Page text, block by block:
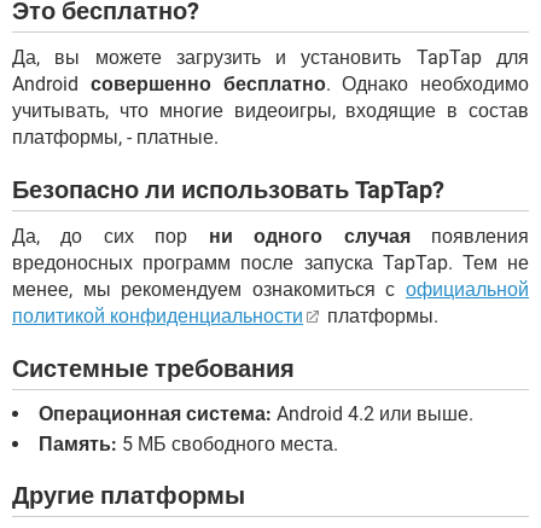
Это бесплатно?
Да, вы можете загрузить и установить TapTap для
Android совершенно бесплатно. Однако необходимо
учитывать, что многие видеоигры, входящие в состав
платформы, - платные.
Безопасно ли использовать TapTap?
Да, до сих пор ни одного случаяпоявления
вредоносных программ после запуска TapTap. Тем не
менее, мы рекомендуем ознакомиться с официальной
политикой конфиденциальности
платформы.
Системные требования
Операционная система: Android 4.2 или выше.
Память: 5 МБ свободного места.
Другие платформы